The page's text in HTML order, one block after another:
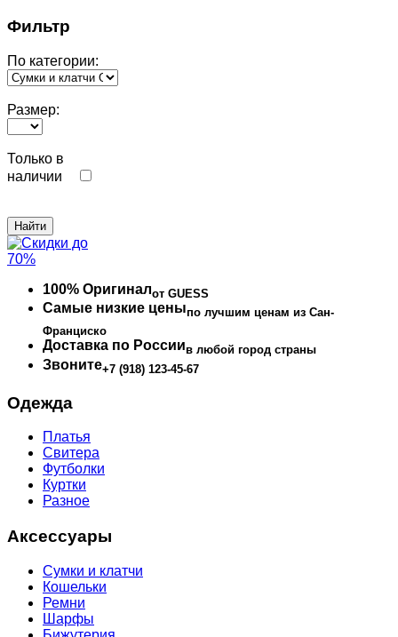
Фильтр
По категории:
Размер:
Только в
наличии
100% Оригиналот GUESS
Самые низкие ценыпо лучшим ценам из Сан-
Франциско
Доставка по Россиив любой город страны
Звоните+7 (918) 123-45-67
Одежда
Платья
Свитера
Футболки
Куртки
Разное
Аксессуары
Сумки и клатчи
Кошельки
Ремни
Шарфы